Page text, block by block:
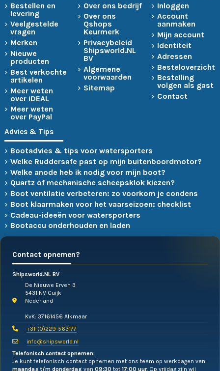
Bestellen en
levering
Veelgestelde
vragen
Merken
Nieuwe
producten
Best verkochte
artikelen
Meer weten
over iDEAL
Meer weten
over PayPal
Over ons bedrijf
Over ons
Qshops
Keurmerk
Privacybeleid
Shipsworld.NL
BV
Algemene
voorwaarden
Sitemap
Inloggen
Account
aanmaken
Mijn account
Identiteit
Adressen
Besteloverzicht
Bestelling
volgen als gast
Contact
Advies & Tips
Bootadvies & tips voor watersporters
Welke Ruddersafe past op mijn buitenboordmotor?
Welke anode heb ik nodig voor mijn boot?
Quartz of mechanische scheepsklok kiezen?
Boot ventilatie verbeteren: zo voorkom je condens
Boot klaarmaken voor het vaarseizoen: checklist
Cadeau-ideeën voor watersporters
Bootaccu onderhouden en laden
Contact opnemen?
Shipsworld.NL BV
De Nieuwe Erven 3
5431 NV Cuijk
Nederland
KvK: 37161456 Alkmaar
+31-(0)229-563177
info@shipsworld.nl
Telefonisch contact opnemen:
Je kunt telefonisch contact opnemen met ons team op werkdagen van
maandag t/m donderdag van 09:30 tot 17:00 uur. Op vrijdag zijn wij